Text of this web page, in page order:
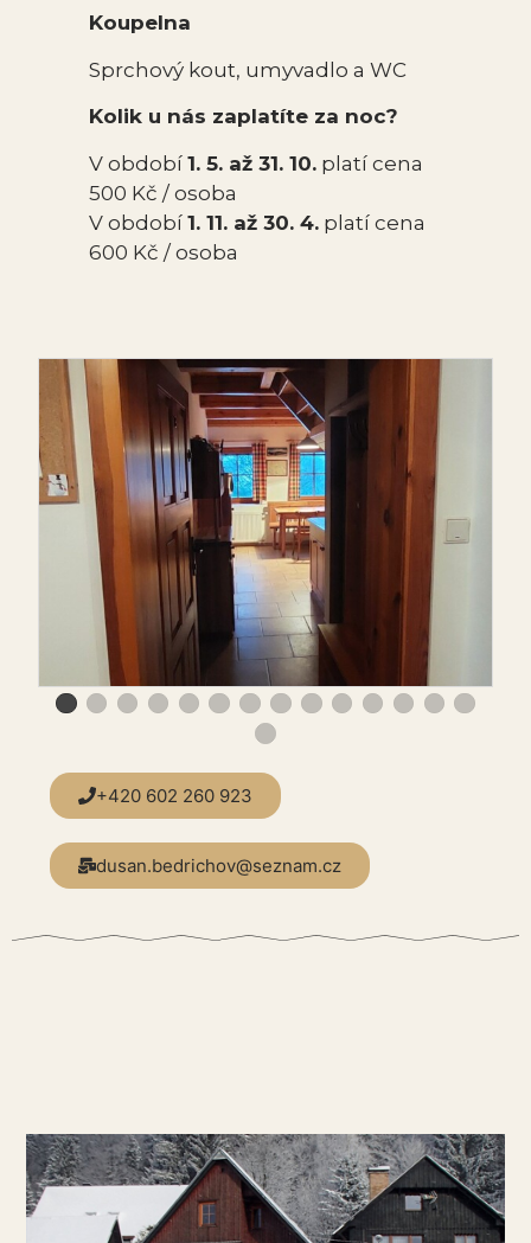
Koupelna
Sprchový kout, umyvadlo a WC
Kolik u nás zaplatíte za noc?
V období 1. 5. až 31. 10.platí cena
500 Kč / osoba
V období 1. 11. až 30. 4.platí cena
600 Kč / osoba
+420 602 260 923
dusan.bedrichov@seznam.cz